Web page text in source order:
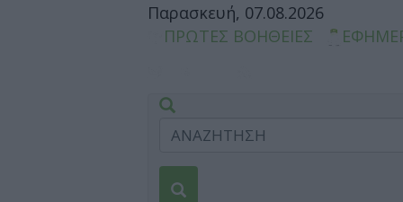
Παρασκευή, 07.08.2026
ΠΡΩΤΕΣ ΒΟΗΘΕΙΕΣ